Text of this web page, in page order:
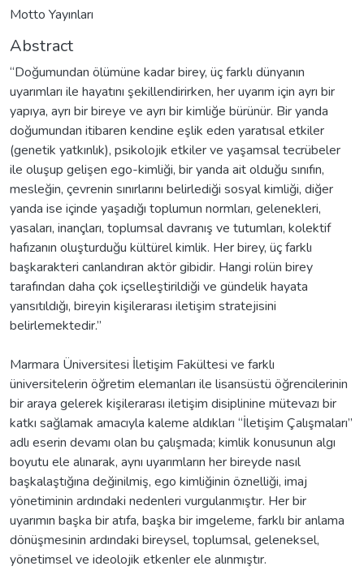
Motto Yayınları
Abstract
“Doğumundan ölümüne kadar birey, üç farklı dünyanın
uyarımları ile hayatını şekillendirirken, her uyarım için ayrı bir
yapıya, ayrı bir bireye ve ayrı bir kimliğe bürünür. Bir yanda
doğumundan itibaren kendine eşlik eden yaratısal etkiler
(genetik yatkınlık), psikolojik etkiler ve yaşamsal tecrübeler
ile oluşup gelişen ego-kimliği, bir yanda ait olduğu sınıfın,
mesleğin, çevrenin sınırlarını belirlediği sosyal kimliği, diğer
yanda ise içinde yaşadığı toplumun normları, gelenekleri,
yasaları, inançları, toplumsal davranış ve tutumları, kolektif
hafızanın oluşturduğu kültürel kimlik. Her birey, üç farklı
başkarakteri canlandıran aktör gibidir. Hangi rolün birey
tarafından daha çok içselleştirildiği ve gündelik hayata
yansıtıldığı, bireyin kişilerarası iletişim stratejisini
belirlemektedir.”
Marmara Üniversitesi İletişim Fakültesi ve farklı
üniversitelerin öğretim elemanları ile lisansüstü öğrencilerinin
bir araya gelerek kişilerarası iletişim disiplinine mütevazı bir
katkı sağlamak amacıyla kaleme aldıkları “İletişim Çalışmaları”
adlı eserin devamı olan bu çalışmada; kimlik konusunun algı
boyutu ele alınarak, aynı uyarımların her bireyde nasıl
başkalaştığına değinilmiş, ego kimliğinin öznelliği, imaj
yönetiminin ardındaki nedenleri vurgulanmıştır. Her bir
uyarımın başka bir atıfa, başka bir imgeleme, farklı bir anlama
dönüşmesinin ardındaki bireysel, toplumsal, geleneksel,
yönetimsel ve ideolojik etkenler ele alınmıştır.